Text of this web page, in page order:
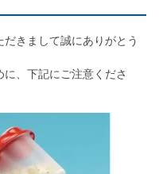
きまして誠にありがとう
、下記にご注意くださ